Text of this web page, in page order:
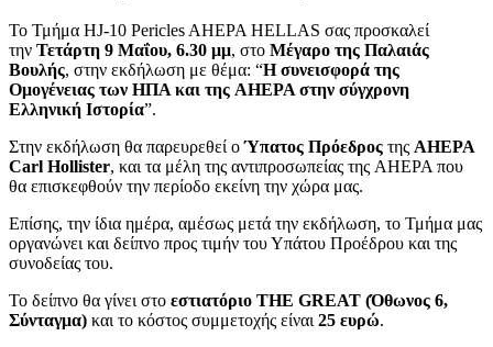
To Τμήμα HJ-10 Pericles AHEPA HELLAS σας προσκαλεί
την Τετάρτη 9 Μαΐου, 6.30 μμ, στο Μέγαρο της Παλαιάς
Βουλής, στην εκδήλωση με θέμα: “Η συνεισφορά της
Ομογένειας των ΗΠΑ και της AHEPA στην σύγχρονη
Ελληνική Ιστορία”.
Στην εκδήλωση θα παρευρεθεί οΎπατος Πρόεδρος της AHEPA
Carl Hollister, και τα μέλη της αντιπροσωπείας της AHEPA που
θα επισκεφθούν την περίοδο εκείνη την χώρα μας.
Επίσης, την ίδια ημέρα, αμέσως μετά την εκδήλωση, το Τμήμα μας
οργανώνει και δείπνο προς τιμήν του Υπάτου Προέδρου και της
συνοδείας του.
Το δείπνο θα γίνει στο εστιατόριο THE GREAT (Όθωνος 6,
Σύνταγμα) και το κόστος συμμετοχής είναι25 ευρώ.